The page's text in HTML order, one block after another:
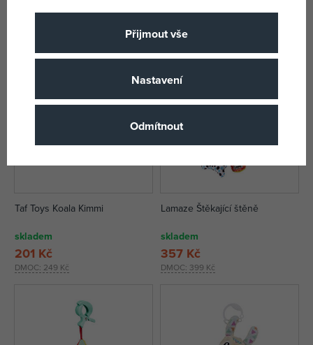
299 Kč 180 Kč
Taf Toys Koala Kimmi
skladem
DMOC: 249 Kč
201 Kč
Lamaze Štěkající štěně
skladem
DMOC: 399 Kč
357 Kč
Přijmout vše
Nastavení
Odmítnout